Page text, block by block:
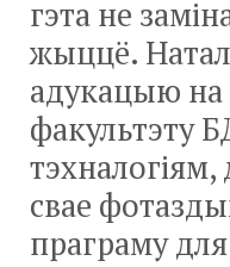
гэта не
жыццё.
адукацыю
факультэту
тэхналогіям,
свае
праграму